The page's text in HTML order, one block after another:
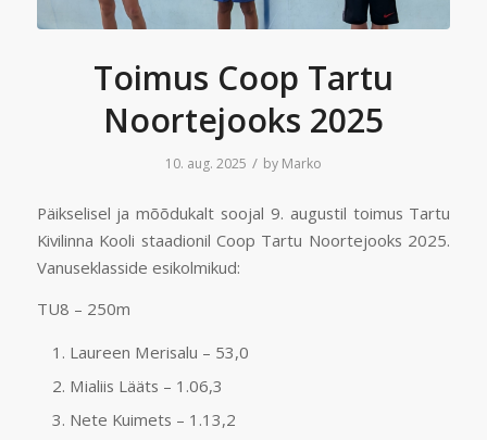
Toimus Coop Tartu
Noortejooks 2025
10. aug. 2025 / by Marko
Päikselisel ja mõõdukalt soojal 9. augustil toimus Tartu
Kivilinna Kooli staadionil Coop Tartu Noortejooks 2025.
Vanuseklasside esikolmikud:
TU8 – 250m
Laureen Merisalu – 53,0
Mialiis Lääts – 1.06,3
Nete Kuimets – 1.13,2